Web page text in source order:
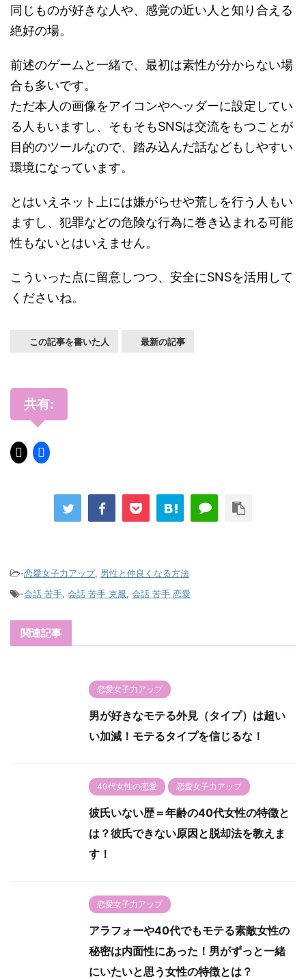
同じものが好きな人や、感覚の近い人と知り合える
絶好の場。
前述のゲームと一緒で、最初は素性が分からない場
合も多いです。
ただ本人の画像をアイコンやヘッダーに設定してい
る人もいますし、そもそもSNSは交流をもつことが
目的のツールなので、踏み込んだ話などもしやすい
環境になっています。
とはいえネット上には嫌がらせや荒しを行う人もい
ますし、犯罪などの危険な行為に巻き込まれる可能
性もないとはいえません。
こういった点に留意しつつ、安全にSNSを活用して
くださいね。
この記事を書いた人 最新の記事
共有:
-恋愛女子力アップ, 男性と仲良くなる方法
-会話 苦手, 会話 苦手 克服, 会話 苦手 恋愛
関連記事
恋愛女子力アップ
男が好きなモテる外見（タイプ）は超い
い加減！モテるタイプを信じるな！
40代女性の恋愛 恋愛女子力アップ
彼氏いない歴＝年齢の40代女性の特徴と
は？彼氏できない原因と脱却法を教えま
す！
恋愛女子力アップ
アラフォーや40代でもモテる素敵女性の
秘密は内面性にあった！男がずっと一緒
にいたいと思う女性の特徴とは？